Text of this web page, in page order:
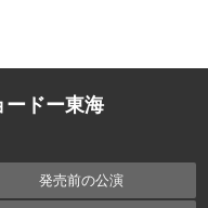
ードー東海
発売前の公演